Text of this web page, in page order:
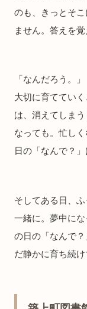
のも、きっとそ
ません。答えを
「なんだろう。
大切に育ててい
は、消えてしま
なっても。忙し
日の「なんで？
そしてある日、
一緒に。夢中に
の日の「なんで
だ静かに育ち続け